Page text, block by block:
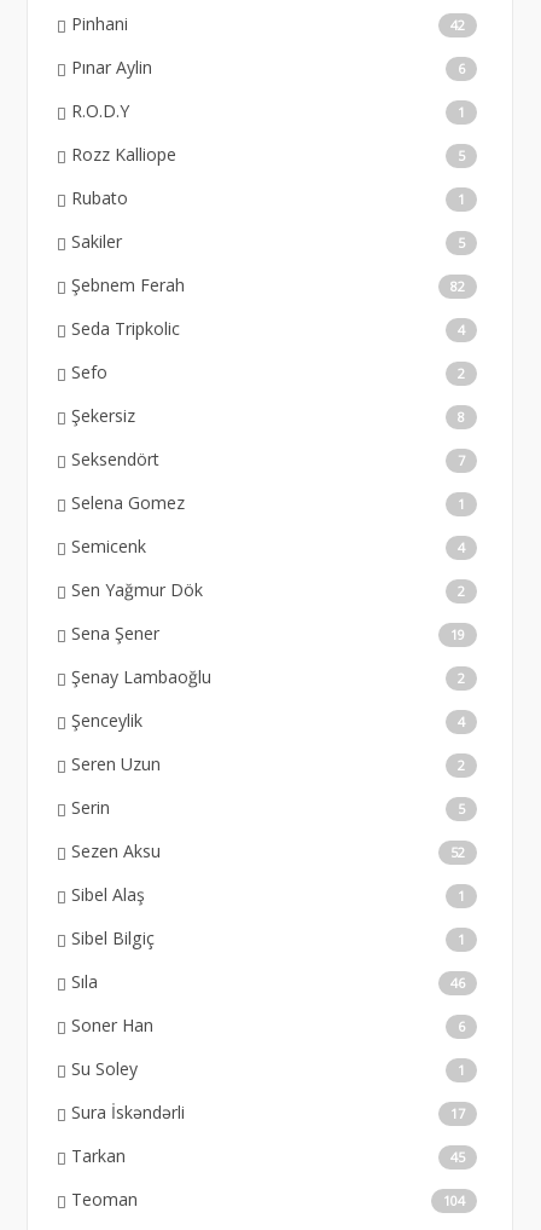
Pinhani 42
Pınar Aylin 6
R.O.D.Y 1
Rozz Kalliope 5
Rubato 1
Sakiler 5
Şebnem Ferah 82
Seda Tripkolic 4
Sefo 2
Şekersiz 8
Seksendört 7
Selena Gomez 1
Semicenk 4
Sen Yağmur Dök 2
Sena Şener 19
Şenay Lambaoğlu 2
Şenceylik 4
Seren Uzun 2
Serin 5
Sezen Aksu 52
Sibel Alaş 1
Sibel Bilgiç 1
Sıla 46
Soner Han 6
Su Soley 1
Sura İskəndərli 17
Tarkan 45
Teoman 104